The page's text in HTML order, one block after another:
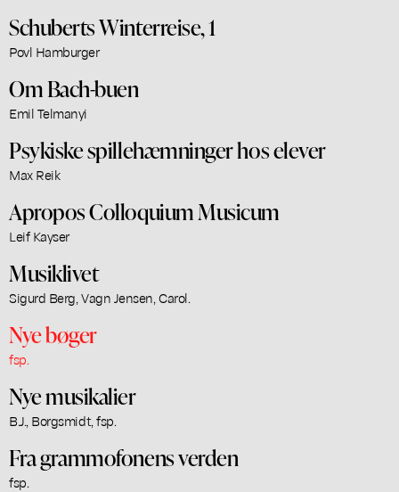
Schuberts Winterreise, 1
Povl Hamburger
Om Bach-buen
Emil Telmanyi
Psykiske spillehæmninger hos elever
Max Reik
Apropos Colloquium Musicum
Leif Kayser
Musiklivet
Sigurd Berg, Vagn Jensen, Carol.
Nye bøger
fsp.
Nye musikalier
B.J., Borgsmidt, fsp.
Fra grammofonens verden
fsp.